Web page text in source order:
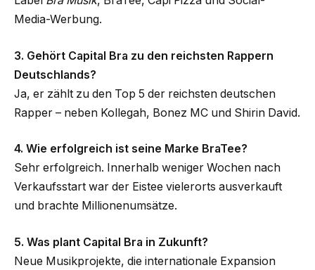
Media-Werbung.
3. Gehört Capital Bra zu den reichsten Rappern
Deutschlands?
Ja, er zählt zu den Top 5 der reichsten deutschen
Rapper – neben Kollegah, Bonez MC und Shirin David.
4. Wie erfolgreich ist seine Marke BraTee?
Sehr erfolgreich. Innerhalb weniger Wochen nach
Verkaufsstart war der Eistee vielerorts ausverkauft
und brachte Millionenumsätze.
5. Was plant Capital Bra in Zukunft?
Neue Musikprojekte, die internationale Expansion